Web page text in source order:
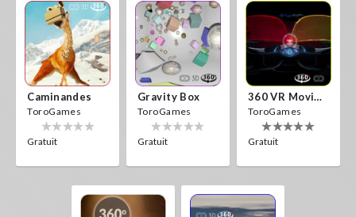
Caminandes
ToroGames
Gratuit
Gravity Box
ToroGames
Gratuit
360 VR Movie Experience
ToroGames
Gratuit